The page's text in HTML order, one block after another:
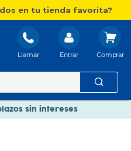
en tu tienda favorita?
Llamar Entrar
Aire Libre
Baleares)
sin intereses